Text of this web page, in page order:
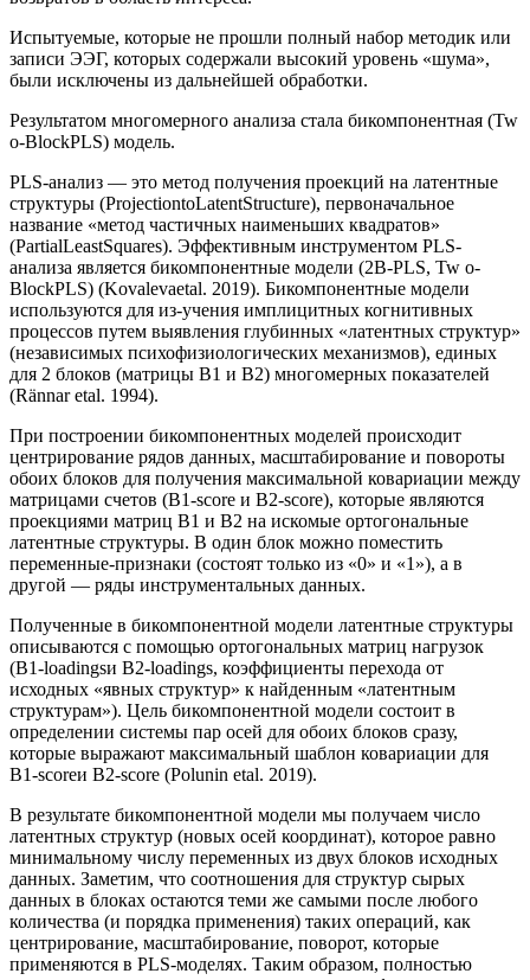
Испытуемые, которые не прошли полный набор методик или
записи ЭЭГ, которых содержали высокий уровень «шума»,
были исключены из дальнейшей обработки.
Результатом многомерного анализа стала бикомпонентная (Tw
o-BlockPLS) модель.
PLS-анализ — это метод получения проекций на латентные
структуры (ProjectiontoLatentStructure), первоначальное
название «метод частичных наименьших квадратов»
(PartialLeastSquares). Эффективным инструментом PLS-
анализа является бикомпонентные модели (2B-PLS, Tw o-
BlockPLS) (Kovalevaetal. 2019). Бикомпонентные модели
используются для из-учения имплицитных когнитивных
процессов путем выявления глубинных «латентных структур»
(независимых психофизиологических механизмов), единых
для 2 блоков (матрицы B1 и B2) многомерных показателей
(Rännar etal. 1994).
При построении бикомпонентных моделей происходит
центрирование рядов данных, масштабирование и повороты
обоих блоков для получения максимальной ковариации между
матрицами счетов (B1-score и B2-score), которые являются
проекциями матриц B1 и B2 на искомые ортогональные
латентные структуры. В один блок можно поместить
переменные-признаки (состоят только из «0» и «1»), а в
другой — ряды инструментальных данных.
Полученные в бикомпонентной модели латентные структуры
описываются с помощью ортогональных матриц нагрузок
(B1-loadingsи B2-loadings, коэффициенты перехода от
исходных «явных структур» к найденным «латентным
структурам»). Цель бикомпонентной модели состоит в
определении системы пар осей для обоих блоков сразу,
которые выражают максимальный шаблон ковариации для
B1-scoreи B2-score (Polunin etal. 2019).
В результате бикомпонентной модели мы получаем число
латентных структур (новых осей координат), которое равно
минимальному числу переменных из двух блоков исходных
данных. Заметим, что соотношения для структур сырых
данных в блоках остаются теми же самыми после любого
количества (и порядка применения) таких операций, как
центрирование, масштабирование, поворот, которые
применяются в PLS-моделях. Таким образом, полностью